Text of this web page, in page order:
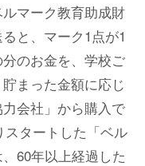
マーク教育助成財
と、マーク1点が1
のお金を、学校ご
まった金額に応じ
会社」から購入で
スタートした「ベル
60年以上経過した